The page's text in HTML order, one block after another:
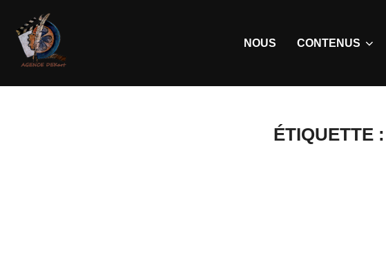
NOUS CONTENUS
ÉTIQUETTE :